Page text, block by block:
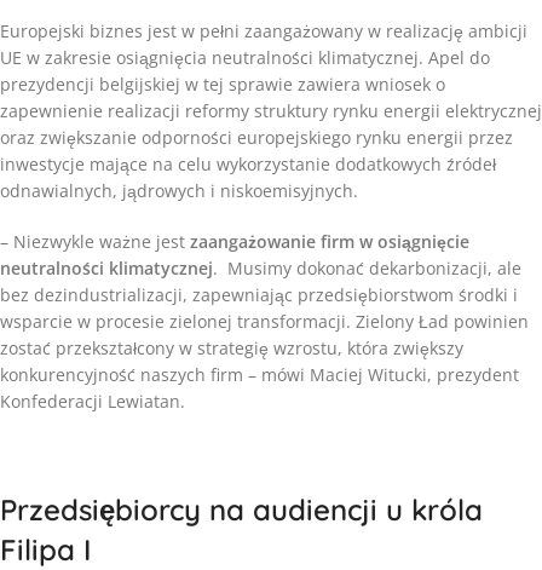
Europejski biznes jest w pełni zaangażowany w realizację ambicji
UE w zakresie osiągnięcia neutralności klimatycznej. Apel do
prezydencji belgijskiej w tej sprawie zawiera wniosek o
zapewnienie realizacji reformy struktury rynku energii elektrycznej
oraz zwiększanie odporności europejskiego rynku energii przez
inwestycje mające na celu wykorzystanie dodatkowych źródeł
odnawialnych, jądrowych i niskoemisyjnych.
– Niezwykle ważne jest zaangażowanie firm w osiągnięcie
neutralności klimatycznej. Musimy dokonać dekarbonizacji, ale
bez dezindustrializacji, zapewniając przedsiębiorstwom środki i
wsparcie w procesie zielonej transformacji. Zielony Ład powinien
zostać przekształcony w strategię wzrostu, która zwiększy
konkurencyjność naszych firm – mówi Maciej Witucki, prezydent
Konfederacji Lewiatan.​
Przedsiębiorcy na audiencji u króla
Filipa I